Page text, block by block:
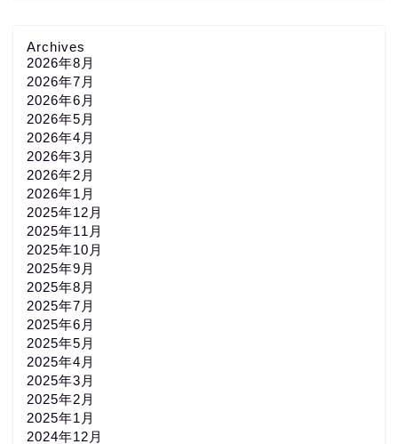
Archives
2026年8月
2026年7月
2026年6月
2026年5月
2026年4月
2026年3月
2026年2月
2026年1月
2025年12月
2025年11月
2025年10月
2025年9月
2025年8月
2025年7月
2025年6月
2025年5月
2025年4月
2025年3月
2025年2月
2025年1月
2024年12月